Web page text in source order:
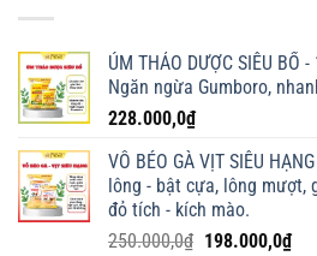
ÚM THẢO DƯỢC SIÊU BỔ
Ngăn ngừa Gumboro,
228.000,0₫
VỖ BÉO GÀ VỊT SIÊU
lông - bật cựa, lông mượt,
đỏ tích - kích mào.
250.000,0₫ Giá
198.000,0₫Giá